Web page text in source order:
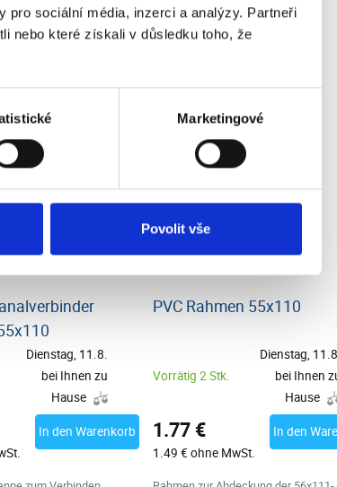
sociální média, inzerci a analýzy. Partneři
nebo které získali v důsledku toho, že
Marketingové
Povolit vše
Dienstag, 11.8.
bei Ihnen zu
Hause
In den Warenkorb
PVC Rahmen 55x110
Vorrätig 2 Stk.
Dienstag,
bei Ihnen
Hause
1.77 €
1.49 € ohne MwSt.
In den